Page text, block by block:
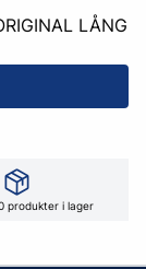
LÅNG
produkter i lager